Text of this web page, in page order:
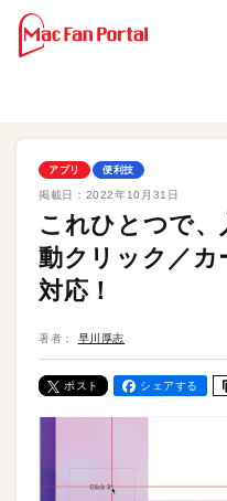
アプリ 便利技
掲載日： 2022年10月31日
これひとつで、
動クリック／カ
対応！
著者： 早川厚志
ポスト シェアする